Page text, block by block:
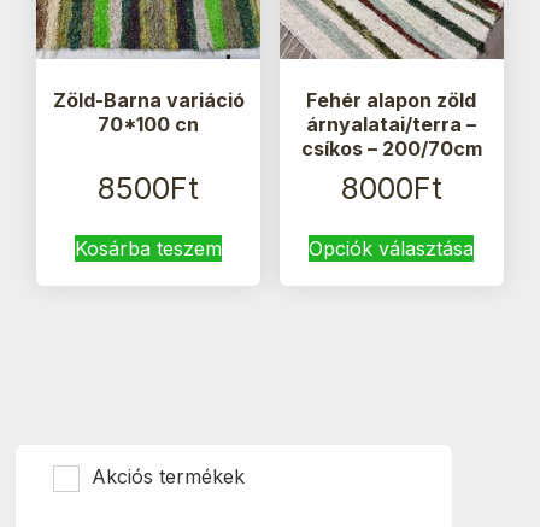
Zöld-Barna variáció
70*100 cn
8500Ft
Kosárba teszem
Fehér alapon zöld
árnyalatai/terra –
csíkos – 200/70cm
8000Ft
Opciók választásaa
Akciós termékek